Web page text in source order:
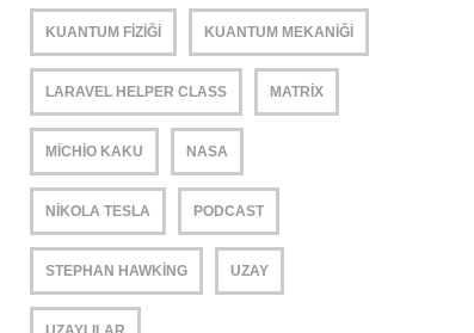
KUANTUM FIZIĞI KUANTUM MEKANIĞI
LARAVEL HELPER CLASS MATRIX
MICHIO KAKU NASA
NIKOLA TESLA PODCAST
STEPHAN HAWKING UZAY